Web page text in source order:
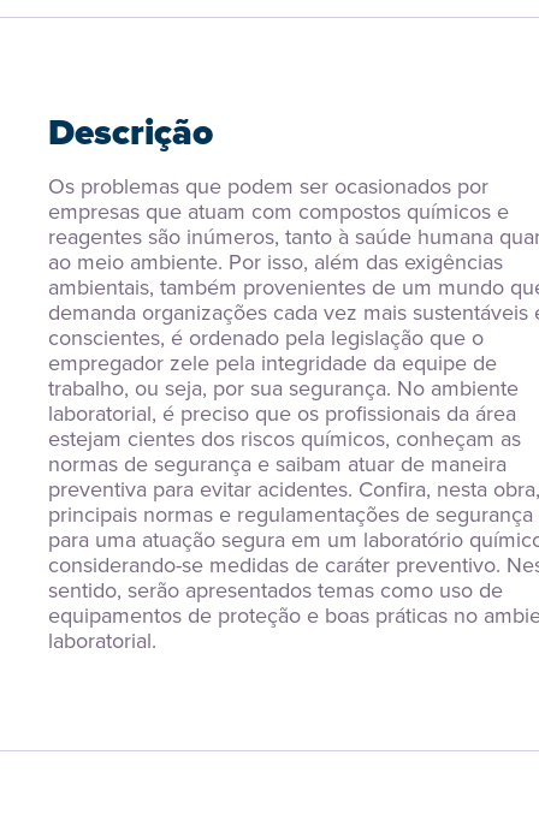
Descrição
Os problemas que podem ser ocasionados por
empresas que atuam com compostos químicos e
reagentes são inúmeros, tanto à saúde humana
ao meio ambiente. Por isso, além das exigências
ambientais, também provenientes de um mundo
demanda organizações cada vez mais sustentáveis
conscientes, é ordenado pela legislação que o
empregador zele pela integridade da equipe de
trabalho, ou seja, por sua segurança. No ambiente
laboratorial, é preciso que os profissionais da área
estejam cientes dos riscos químicos, conheçam as
normas de segurança e saibam atuar de maneira
preventiva para evitar acidentes. Confira, nesta
principais normas e regulamentações de segurança
para uma atuação segura em um laboratório
considerando-se medidas de caráter preventivo.
sentido, serão apresentados temas como uso de
equipamentos de proteção e boas práticas no
laboratorial.